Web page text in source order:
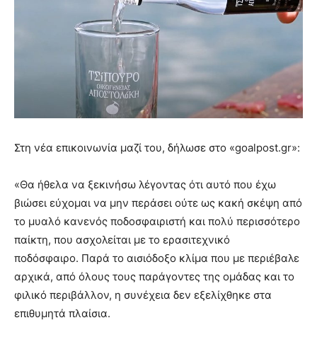
Στη νέα επικοινωνία μαζί του, δήλωσε στο «goalpost.gr»:
«Θα ήθελα να ξεκινήσω λέγοντας ότι αυτό που έχω
βιώσει εύχομαι να μην περάσει ούτε ως κακή σκέψη από
το μυαλό κανενός ποδοσφαιριστή και πολύ περισσότερο
παίκτη, που ασχολείται με το ερασιτεχνικό
ποδόσφαιρο. Παρά το αισιόδοξο κλίμα που με περιέβαλε
αρχικά, από όλους τους παράγοντες της ομάδας και το
φιλικό περιβάλλον, η συνέχεια δεν εξελίχθηκε στα
επιθυμητά πλαίσια.